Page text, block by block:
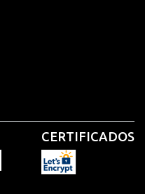
CERTIFICADOS